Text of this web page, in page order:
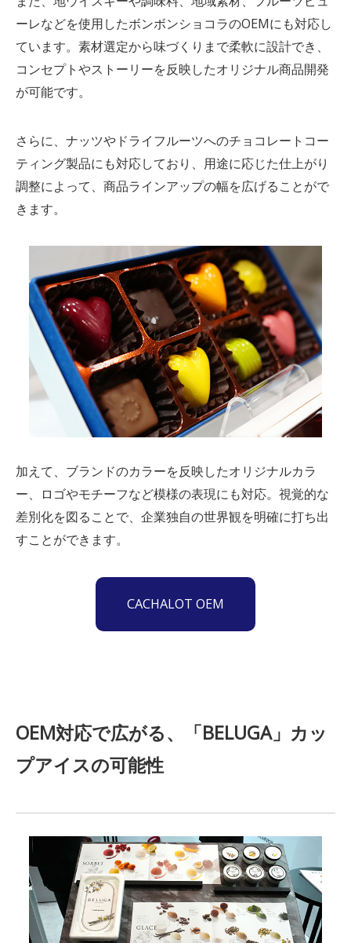
ーレなどを使用したボンボンショコラのOEMにも対応し
ています。素材選定から味づくりまで柔軟に設計でき、
コンセプトやストーリーを反映したオリジナル商品開発
が可能です。
さらに、ナッツやドライフルーツへのチョコレートコー
ティング製品にも対応しており、用途に応じた仕上がり
調整によって、商品ラインアップの幅を広げることがで
きます。
加えて、ブランドのカラーを反映したオリジナルカラ
ー、 ロゴやモチーフなど模様の表現にも対応。視覚的な
差別化を図ることで、企業独自の世界観を明確に打ち出
すことができます。
CACHALOT OEM
OEM対応で広がる、 「BELUGA」カッ
プアイスの可能性